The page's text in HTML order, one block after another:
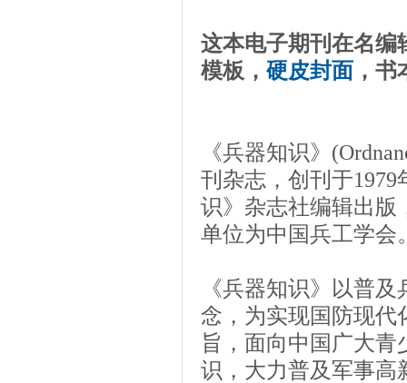
这本电子期刊在名编
模板， 硬皮封面 ，
《兵器知识》
刊杂志，创刊于
识》杂志社编辑出版
单位为中国兵工学会
《兵器知识》以普
念，为实现国防现代
旨，面向中国广大
识，大力普及军事高